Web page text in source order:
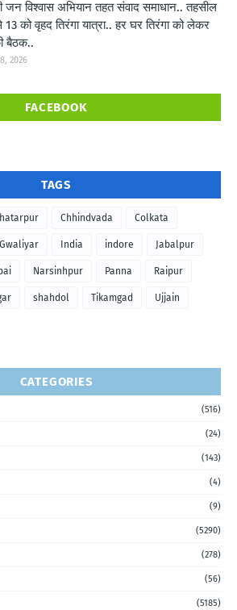
जन विश्वास अभियान तहत संवाद समाधान.. तहसील
को वृहद तिरंगा यात्रा.. हर घर तिरंगा को लेकर
बैठक..
2026
FACEBOOK
TAGS
Chhindvada Colkata
Gwaliyar India indore Jabalpur
Narsinhpur Panna Raipur
shahdol Tikamgad Ujjain
CATEGORIES
(516)
(24)
(143)
(4)
(9)
(5290)
(278)
(56)
(5185)